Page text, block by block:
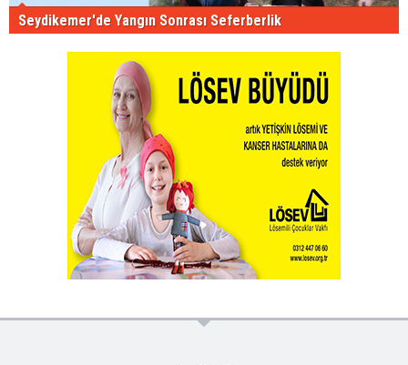
Seydikemer'de Yangın Sonrası Seferberlik